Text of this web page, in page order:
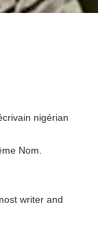
nigérian
Nom.
writer and